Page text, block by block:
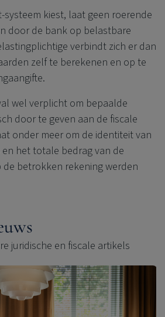
kiest, laat geen roerende
door de bank op belastbare
verbindt zich er dan
zelf te berekenen en op te
wel verplicht om bepaalde
door te geven aan de fiscale
onder meer om de identiteit van
het totale bedrag van de
de betrokken rekening werden
juridische en fiscale artikels